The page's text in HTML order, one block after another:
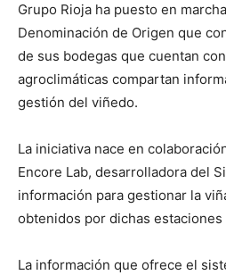
Grupo Rioja ha puesto en
Denominación de Origen que
de sus bodegas que cuentan
agroclimáticas compartan
gestión del viñedo.
La iniciativa nace en
Encore Lab, desarrolladora del
información para gestionar la
obtenidos por dichas estaciones
La información que ofrece el